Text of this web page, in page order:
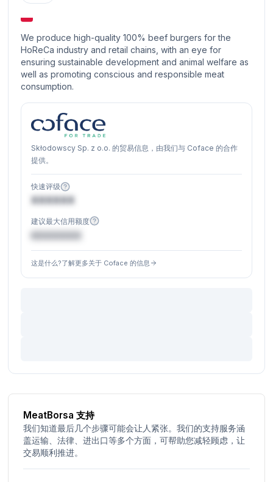
We produce high-quality 100% beef burgers for the
HoReCa industry and retail chains, with an eye for
ensuring sustainable development and animal welfare as
well as promoting conscious and responsible meat
consumption.
Skłodowscy Sp. z o.o. 的贸易信息，由我们与 Coface 的合作
提供。
快速评级
XXXXXX
建议最大信用额度
这是什么?了解更多关于 Coface 的信息
MeatBorsa 支持
我们知道最后几个步骤可能会让人紧张。我们的支持服务涵
盖运输、法律、进出口等多个方面，可帮助您减轻顾虑，让
交易顺利推进。